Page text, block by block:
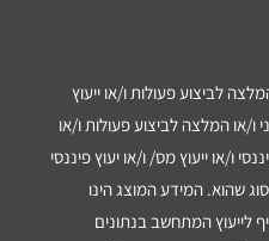
לביצוע פעולות ו/או ייעוץ
ו/או המלצה לביצוע פעולות ו/או
ו/או ייעוץ מס/ ו/או יעוץ פיננסי
שהוא. המידע המוצג הינו
לייעוץ המתחשב בנתונים